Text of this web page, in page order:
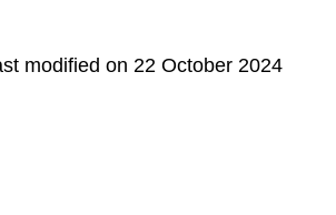
modified on 22 October 2024